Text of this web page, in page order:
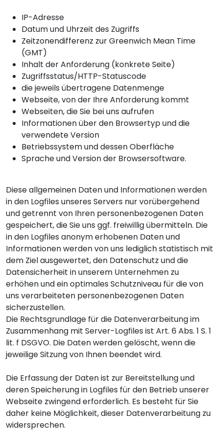
IP-Adresse
Datum und Uhrzeit des Zugriffs
Zeitzonendifferenz zur Greenwich Mean Time
(GMT)
Inhalt der Anforderung (konkrete Seite)
Zugriffsstatus/HTTP-Statuscode
die jeweils übertragene Datenmenge
Webseite, von der Ihre Anforderung kommt
Webseiten, die Sie bei uns aufrufen
Informationen über den Browsertyp und die
verwendete Version
Betriebssystem und dessen Oberfläche
Sprache und Version der Browsersoftware.
Diese allgemeinen Daten und Informationen werden
in den Logfiles unseres Servers nur vorübergehend
und getrennt von Ihren personenbezogenen Daten
gespeichert, die Sie uns ggf. freiwillig übermitteln. Die
in den Logfiles anonym erhobenen Daten und
Informationen werden von uns lediglich statistisch mit
dem Ziel ausgewertet, den Datenschutz und die
Datensicherheit in unserem Unternehmen zu
erhöhen und ein optimales Schutzniveau für die von
uns verarbeiteten personenbezogenen Daten
sicherzustellen.
Die Rechtsgrundlage für die Datenverarbeitung im
Zusammenhang mit Server-Logfiles ist Art. 6 Abs. 1 S. 1
lit. f DSGVO. Die Daten werden gelöscht, wenn die
jeweilige Sitzung von Ihnen beendet wird.
Die Erfassung der Daten ist zur Bereitstellung und
deren Speicherung in Logfiles für den Betrieb unserer
Webseite zwingend erforderlich. Es besteht für Sie
daher keine Möglichkeit, dieser Datenverarbeitung zu
widersprechen.